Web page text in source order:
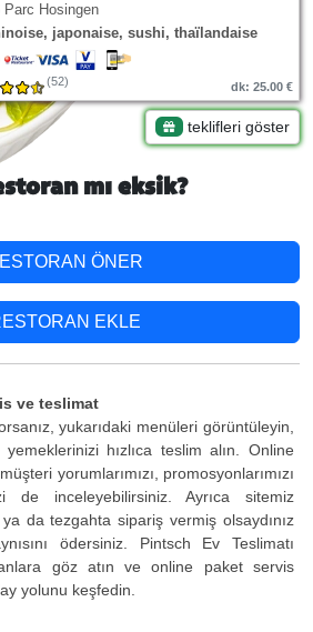
Parc Hosingen
japonaise, sushi, thaïlandaise
(52) dk: 25.00 €
teklifleri göster
mı eksik?
ÖNER
EKLE
ve teslimat
yukarıdaki menüleri görüntüleyin,
hızlıca teslim alın. Online
yorumlarımızı, promosyonlarımızı
de inceleyebilirsiniz. Ayrıca sitemiz
da tezgahta sipariş vermiş olsaydınız
ödersiniz. Pintsch Ev Teslimatı
göz atın ve online paket servis
yolunu keşfedin.